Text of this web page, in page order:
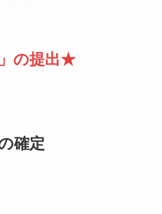
」の提出★
確定